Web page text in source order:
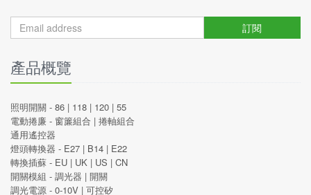
訂閱
產品概覽
照明開關 - 86 | 118 | 120 | 55
電動捲廉 - 窗簾組合 | 捲軸組合
通用遙控器
燈頭轉換器 - E27 | B14 | E22
轉換插蘇 - EU | UK | US | CN
開關模組 - 調光器 | 開關
調光電源 - 0-10V | 可控矽